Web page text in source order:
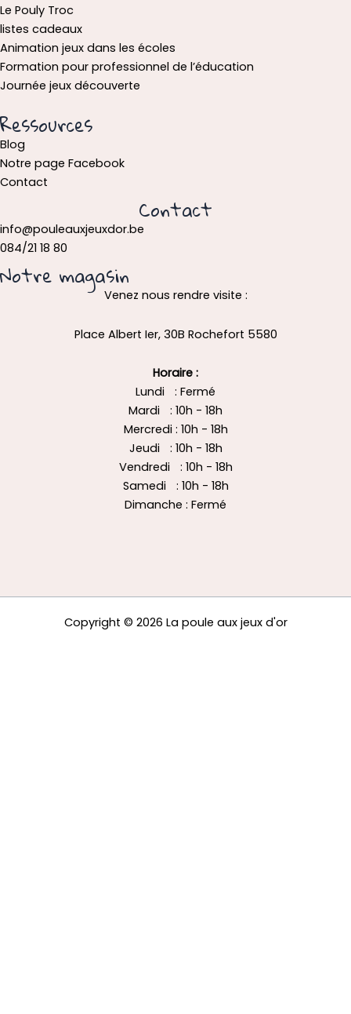
Le Pouly Troc
listes cadeaux
Animation jeux dans les écoles
Formation pour professionnel de l’éducation
Journée jeux découverte
Ressources
Blog
Notre page Facebook
Contact
Contact
info@pouleauxjeuxdor.be
084/21 18 80
Notre magasin
Venez nous rendre visite :
Place Albert Ier, 30B Rochefort 5580
Horaire :
Lundi : Fermé
Mardi : 10h - 18h
Mercredi : 10h - 18h
Jeudi : 10h - 18h
Vendredi : 10h - 18h
Samedi : 10h - 18h
Dimanche : Fermé
Copyright © 2026 La poule aux jeux d'or